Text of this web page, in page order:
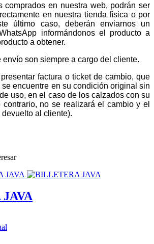
comprados en nuestra web, podrán ser
en nuestra tienda física o por
último caso, deberán enviarnos un
informándonos el producto a
a obtener.
envío son siempre a cargo del cliente.
factura o ticket de cambio, que
se encuentre en su condición original sin
uso, en el caso de los calzados con su
contrario, no se realizará el cambio y el
devuelto al cliente).